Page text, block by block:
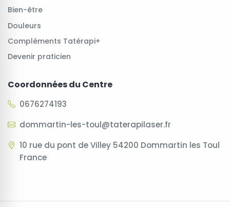
Bien-être
Douleurs
Compléments Tatérapi+
Devenir praticien
Coordonnées du Centre
0676274193
dommartin-les-toul@taterapilaser.fr
10 rue du pont de Villey 54200 Dommartin les Toul
France